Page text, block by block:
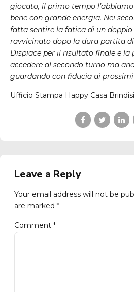
giocato, il primo tempo
bene con grande energia. Nei
fatta sentire la fatica di un
ravvicinato dopo la dura partita
Dispiace per il risultato finale e la
accedere al secondo turno ma
guardando con fiducia ai
Ufficio Stampa Happy Casa Brindisi
Leave a Reply
Your email address will not be
are marked *
Comment *